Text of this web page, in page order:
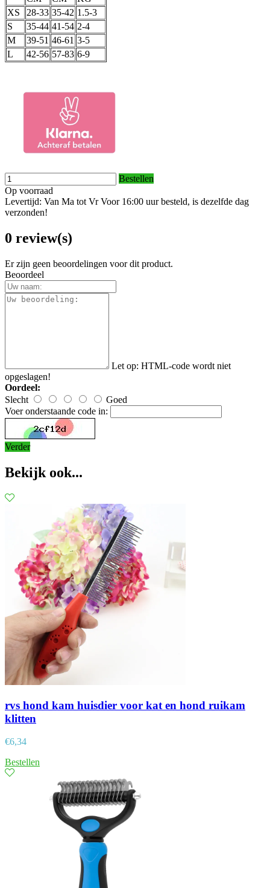
XS
28-33 35-42 1.5-3
S
35-44 41-54 2-4
M
39-51 46-61 3-5
L
42-56 57-83 6-9
Bestellen
Op voorraad
Levertijd: Van Ma tot Vr Voor 16:00 uur besteld, is dezelfde dag
verzonden!
0 review(s)
Er zijn geen beoordelingen voor dit product.
Beoordeel
Let op: HTML-code wordt niet
opgeslagen!
Oordeel:
Slecht
Goed
Voer onderstaande code in:
Verder
Bekijk ook...
rvs hond kam huisdier voor kat en hond ruikam
klitten
€6,34
Bestellen